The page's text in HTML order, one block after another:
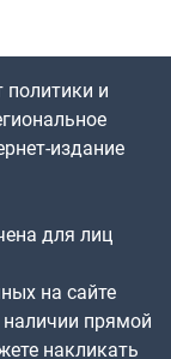
политики и
издание
для лиц
на сайте
наличии прямой
накликать